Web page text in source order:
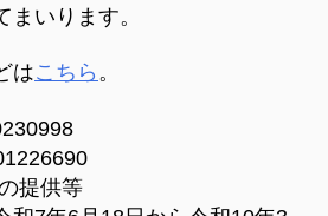
いります。
はこちら 。
提供等